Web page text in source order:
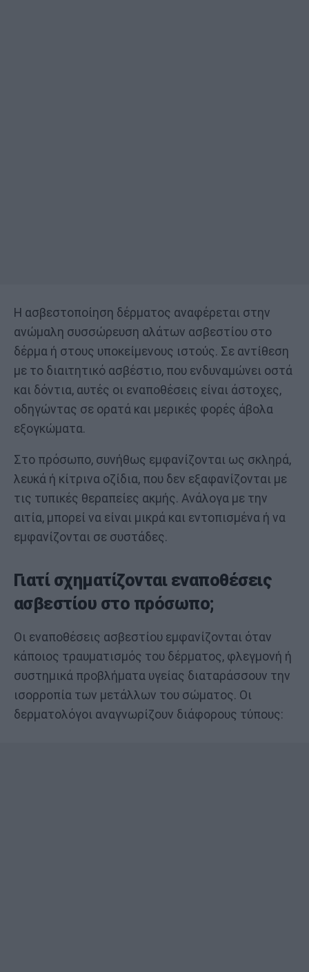
Η ασβεστοποίηση δέρματος αναφέρεται στην
ανώμαλη συσσώρευση αλάτων ασβεστίου στο
δέρμα ή στους υποκείμενους ιστούς. Σε αντίθεση
με το διαιτητικό ασβέστιο, που ενδυναμώνει οστά
και δόντια, αυτές οι εναποθέσεις είναι άστοχες,
οδηγώντας σε ορατά και μερικές φορές άβολα
εξογκώματα.
Στο πρόσωπο, συνήθως εμφανίζονται ως σκληρά,
λευκά ή κίτρινα οζίδια, που δεν εξαφανίζονται με
τις τυπικές θεραπείες ακμής. Ανάλογα με την
αιτία, μπορεί να είναι μικρά και εντοπισμένα ή να
εμφανίζονται σε συστάδες.
Γιατί σχηματίζονται εναποθέσεις
ασβεστίου στο πρόσωπο;
Οι εναποθέσεις ασβεστίου εμφανίζονται όταν
κάποιος τραυματισμός του δέρματος, φλεγμονή ή
συστημικά προβλήματα υγείας διαταράσσουν την
ισορροπία των μετάλλων του σώματος. Οι
δερματολόγοι αναγνωρίζουν διάφορους τύπους: